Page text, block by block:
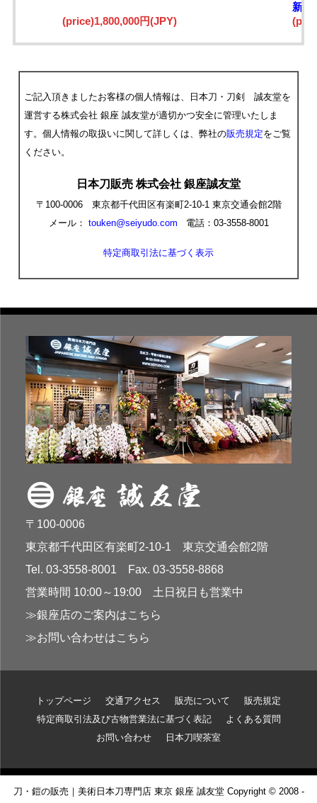
(price)1,800,000円(JPY)
新
宗次
ご記入頂きましたお客様の個人情報は、日本刀・刀剣 誠友堂を
運営する株式会社 銀座 誠友堂が適切かつ安全に管理いたしま
す。個人情報の取扱いに関して詳しくは、弊社の販売規定をご覧
ください。
日本刀販売 株式会社 銀座誠友堂
〒100-0006 東京都千代田区有楽町2-10-1 東京交通会館2階
メール： touken@seiyudo.com 電話：03-3558-8001
特定商取引法に基づく表示
〒100-0006
東京都千代田区有楽町2-10-1 東京交通会館2階
Tel. 03-3558-8001 Fax. 03-3558-8868
営業時間 10:00～19:00 土日祝日も営業中
≫銀座店のご案内はこちら
≫お問い合わせはこちら
トップページ 交通アクセス 販売について
販売規定
特定商取引法及び古物営業法に基づく表記
よくある質問
お問い合わせ
日本刀喫茶室
刀・鎧の販売｜美術日本刀専門店 東京 銀座 誠友堂 Copyright © 2008 -